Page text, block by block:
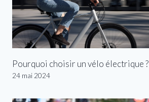
Pourquoi choisir un vélo électrique ?
24 mai 2024